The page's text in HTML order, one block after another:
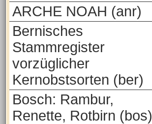
ARCHE NOAH (anr)
Bernisches
Stammregister
vorzüglicher
Kernobstsorten (ber)
Bosch: Rambur,
Renette, Rotbirn (bos)